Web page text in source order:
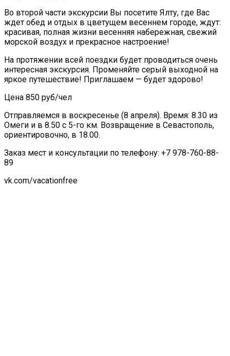
Во второй части экскурсии Вы посетите Ялту, где Вас
ждет обед и отдых в цветущем весеннем городе, ждут:
красивая, полная жизни весенняя набережная, свежий
морской воздух и прекрасное настроение!
На протяжении всей поездки будет проводиться очень
интересная экскурсия. Променяйте серый выходной на
яркое путешествие! Приглашаем — будет здорово!
Цена 850 руб/чел
Отправляемся в воскресенье (8 апреля). Время: 8.30 из
Омеги и в 8.50 с 5-го км. Возвращение в Севастополь,
ориентировочно, в 18.00.
Заказ мест и консультации по телефону: +7 978-760-88-
89
vk.com/vacationfree